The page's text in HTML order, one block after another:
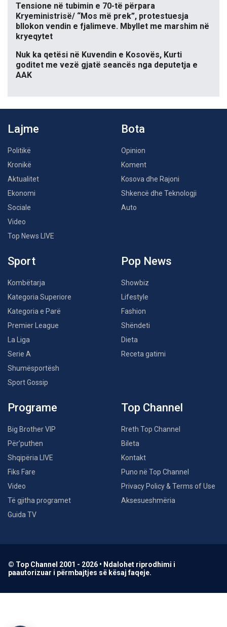
Tensione në tubimin e 70-të përpara
Kryeministrisë/ “Mos më prek”, protestuesja
bllokon vendin e fjalimeve. Mbyllet me marshim në
kryeqytet
Nuk ka qetësi në Kuvendin e Kosovës, Kurti
goditet me vezë gjatë seancës nga deputetja e
AAK
Lajme
Politikë
Kronikë
Aktualitet
Ekonomi
Sociale
Video
Top News LIVE
Bota
Opinion
Koment
Kosova dhe Rajoni
Shkencë dhe Teknologji
Auto
Sport
Kombëtarja
Kategoria Superiore
Kategoria e Parë
Premier League
La Liga
Serie A
Shumësportësh
Sport Gossip
Pop News
Showbiz
Lifestyle
Fashion
Shëndeti
Dieta
Receta gatimi
Programe
Big Brother VIP
Për’puthen
Shqipëria LIVE
Fiks Fare
Video
Të gjitha programet
Guida TV
Top Channel
Rreth Top Channel
Bileta
Kontakt
Puno në Top Channel
Privacy Policy & Terms of Use
Aksesueshmëria
© Top Channel 2001 - 2026 • Ndalohet riprodhimi i
paautorizuar i përmbajtjes së kësaj faqeje.